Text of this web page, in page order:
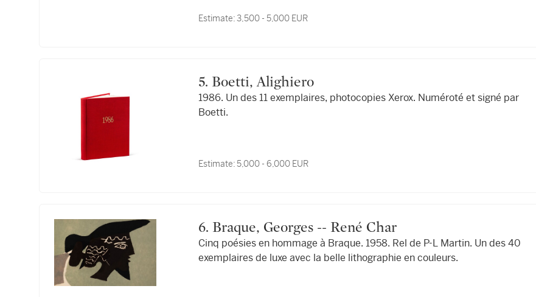
Estimate:3,500 - 5,000 EUR
5. Boetti, Alighiero
1986. Un des 11 exemplaires, photocopies Xerox. Numéroté et signé par
Boetti.
Estimate: 5,000 - 6,000 EUR
6. Braque, Georges -- René Char
Cinq poésies en hommage à Braque. 1958. Rel de P-L Martin. Un des 40
exemplaires de luxe avec la belle lithographie en couleurs.